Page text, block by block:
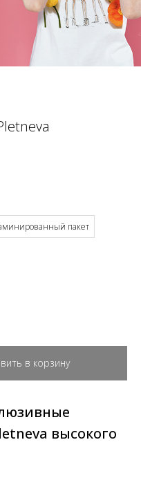
пакет
в корзину
высокого